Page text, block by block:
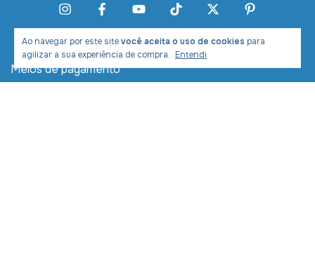
Ao navegar por este sitevocê aceita o uso de cookies para
agilizar a sua experiência de compra. Entendi
Meios de pagamento